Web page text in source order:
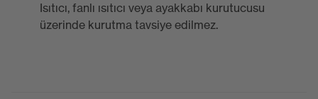
Isıtıcı, fanlı ısıtıcı veya ayakkabı kurutucusu
üzerinde kurutma tavsiye edilmez.